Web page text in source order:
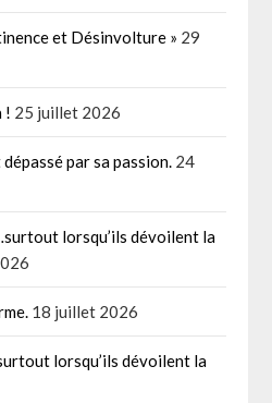
et Désinvolture » 29
! 25 juillet 2026
par sa passion. 24
lorsqu’ils dévoilent la
18 juillet 2026
lorsqu’ils dévoilent la